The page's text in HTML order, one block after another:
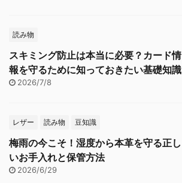
読み物
スキミング防止は本当に必要？カード情
報を守るために知っておきたい基礎知識
2026/7/8
レザー 読み物 豆知識
梅雨の今こそ！湿度から本革を守る正し
いお手入れと保管方法
2026/6/29